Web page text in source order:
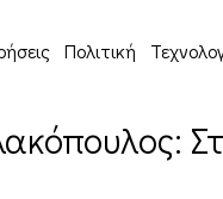
Πολιτική